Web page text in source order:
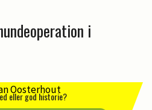
i
eller god historie?